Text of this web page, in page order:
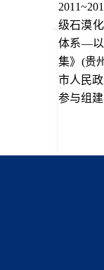
级石漠
体系—以
集》(贵
市人民
参与组